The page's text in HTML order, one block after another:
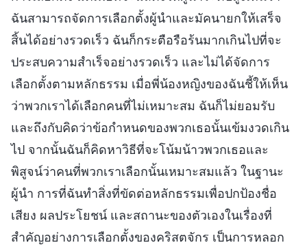
ฉันสามารถจัดการเลือกตั้งผู้นำและมัคนายกให้เสร็จ
สิ้นได้อย่างรวดเร็ว ฉันก็กระตือรือร้นมากเกินไปที่จะ
ประสบความสำเร็จอย่างรวดเร็ว และไม่ได้จัดการ
เลือกตั้งตามหลักธรรม เมื่อพี่น้องหญิงของฉันชี้ให้เห็น
ว่าพวกเราได้เลือกคนที่ไม่เหมาะสม ฉันก็ไม่ยอมรับ
และถึงกับคิดว่าข้อกำหนดของพวกเธอนั้นเข้มงวดเกิน
ไป จากนั้นฉันก็คิดหาวิธีที่จะโน้มน้าวพวกเธอและ
พิสูจน์ว่าคนที่พวกเราเลือกนั้นเหมาะสมแล้ว ในฐานะ
ผู้นำ การที่ฉันทำสิ่งที่ขัดต่อหลักธรรมเพื่อปกป้องชื่อ
เสียง ผลประโยชน์ และสถานะของตัวเองในเรื่องที่
สำคัญอย่างการเลือกตั้งของคริสตจักร เป็นการหลอก